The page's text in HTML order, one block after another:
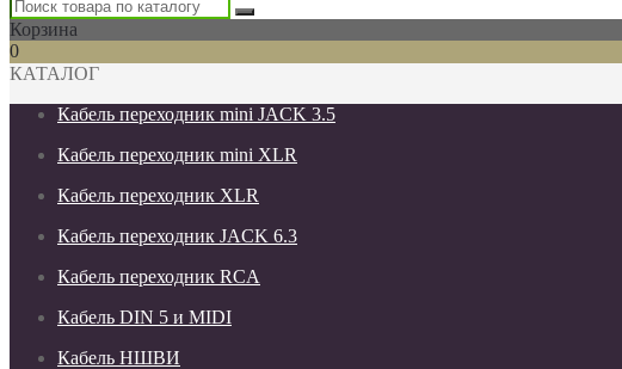
Корзина
0
КАТАЛОГ
Кабель переходник mini JACK 3.5
Кабель переходник mini XLR
Кабель переходник XLR
Кабель переходник JACK 6.3
Кабель переходник RCA
Кабель DIN 5 и MIDI
Кабель НШВИ